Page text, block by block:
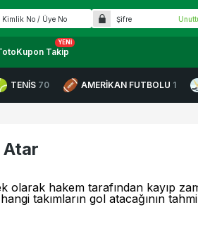
Kupon Takip
YENI
TENİS 70 AMERİKAN FUTBOLU 1
Atar
olarak hakem tarafından kayıp
takımların gol atacağının